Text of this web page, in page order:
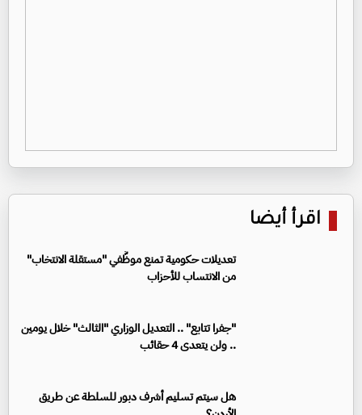
اقرأ أيضا
تعديلات حكومية تمنع موظَّفي "مستقلة الانتخاب"
من الانتساب للأحزاب
"جفرا تتابع" .. التعديل الوزاري "الثالث" خلال يومين
.. ولن يتعدى 4 حقائب
هل سيتم تسليم أشرف دبور للسلطة عن طريق